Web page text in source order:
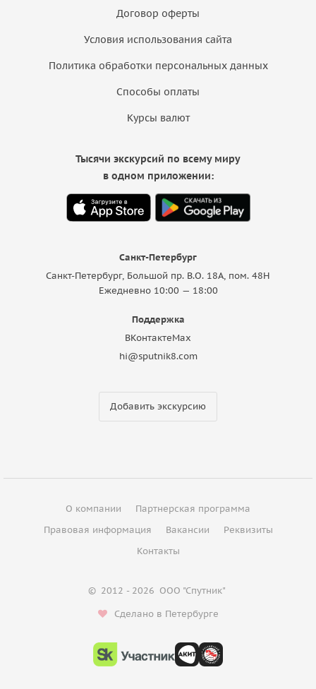
Договор оферты
Условия использования сайта
Политика обработки персональных данных
Способы оплаты
Курсы валют
Санкт-Петербург
Санкт-Петербург, Большой пр. В.О. 18A, пом. 48Н
Ежедневно 10:00 — 18:00
Поддержка
ВКонтактеMax
hi@sputnik8.com
Добавить экскурсию
Тысячи экскурсий по всему миру
в одном приложении:
О компании
Партнерская программа
Правовая информация
Вакансии
Реквизиты
Контакты
© 2012 - 2026 ООО "Спутник"
Сделано в Петербурге